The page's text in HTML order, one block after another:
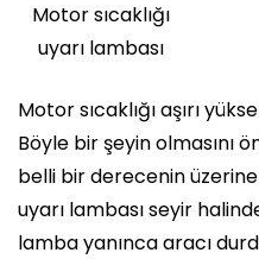
Motor sıcaklığı
uyarı lambası
Motor sıcaklığı aşırı
Böyle bir şeyin olmasını
belli bir derecenin üzerine
uyarı lambası seyir
lamba yanınca aracı